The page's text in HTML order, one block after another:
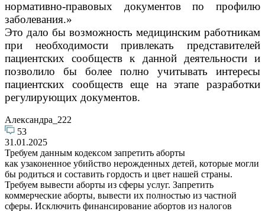
нормативно-правовых документов по профилю
заболевания.»
Это дало бы возможность медицинским работникам
при необходимости привлекать представителей
пациентских сообществ к данной деятельности и
позволило бы более полно учитывать интересы
пациентских сообществ еще на этапе разработки
регулирующих документов.
Александра_222
53
31.01.2025
Требуем данным кодексом запретить аборты
как узаконенное убийство нерожденных детей, которые могли
бы родиться и составить гордость и цвет нашей страны.
Требуем вывести аборты из сферы услуг. Запретить
коммерческие аборты, вывести их полностью из частной
сферы. Исключить финансирование абортов из налогов